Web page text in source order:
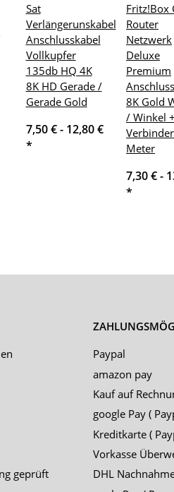
Sat
Verlängerunskabel
Anschlusskabel
Vollkupfer
135db HQ 4K
8K HD Gerade /
Gerade Gold
7,50 € - 12,80 €
*
Fritz!Box
Router
Netzwerk
Deluxe
Premium
8K Gold
/ Winkel +
Meter
7,30 € -
*
geprüft
Paypal
amazon pay
Kauf auf
google Pay (
Kreditkarte (
Vorkasse
DHL